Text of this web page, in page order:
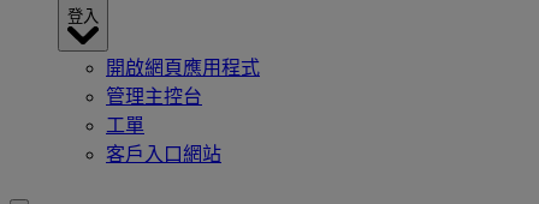
登入
開啟網頁應用程式
管理主控台
工單
客戶入口網站